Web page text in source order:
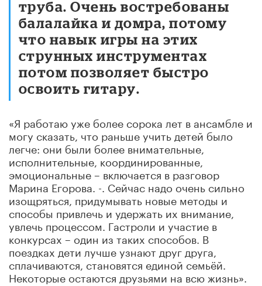
труба. Очень востребованы
балалайка и домра, потому
что навык игры на этих
струнных инструментах
потом позволяет быстро
освоить гитару.
«Я работаю уже более сорока лет в ансамбле и
могу сказать, что раньше учить детей было
легче: они были более внимательные,
исполнительные, координированные,
эмоциональные – включается в разговор
Марина Егорова. -. Сейчас надо очень сильно
изощряться, придумывать новые методы и
способы привлечь и удержать их внимание,
увлечь процессом. Гастроли и участие в
конкурсах – один из таких способов. В
поездках дети лучше узнают друг друга,
сплачиваются, становятся единой семьёй.
Некоторые остаются друзьями на всю жизнь».